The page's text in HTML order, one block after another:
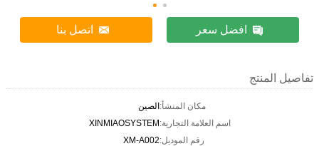
افضل سعر اتصل بنا
تفاصيل المنتج
مكان المنشأ:الصين
اسم العلامة التجارية:XINMIAOSYSTEM
رقم الموديل:XM-A002